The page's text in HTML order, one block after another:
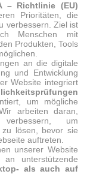
– Richtlinie (EU)
Prioritäten, die
verbessern. Ziel ist
Menschen mit
Produkten, Tools
an die digitale
und Entwicklung
Website integriert
um mögliche
arbeiten daran,
um
zu lösen, bevor sie
auftreten.
unserer Website
unterstützende
als auch auf